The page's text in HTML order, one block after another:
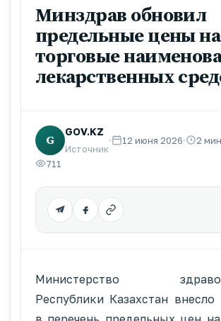
Минздрав обновил
предельные цены
торговые
лекарственных
G
GOV.KZ
Источник
12 июня 2026 2
711
Министерство
Республики Казахстан внесло